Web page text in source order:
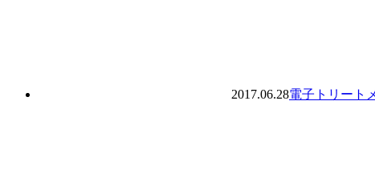
2017.06.28電子トリート